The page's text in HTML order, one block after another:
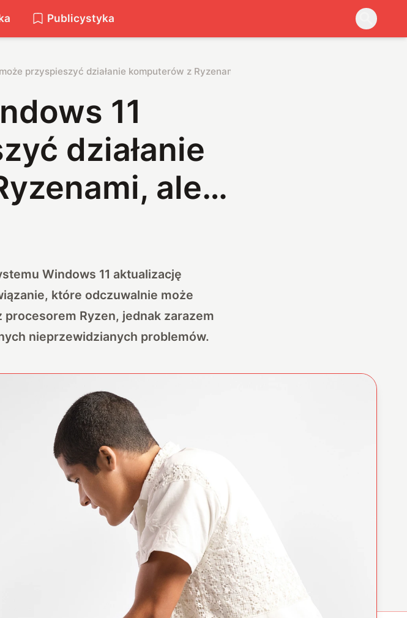
Publicystyka
przyspieszyć działanie komputerów z Ryzenami, ale…
11
działanie
ale…
Windows 11 aktualizację
które odczuwalnie może
Ryzen, jednak zarazem
nieprzewidzianych problemów.